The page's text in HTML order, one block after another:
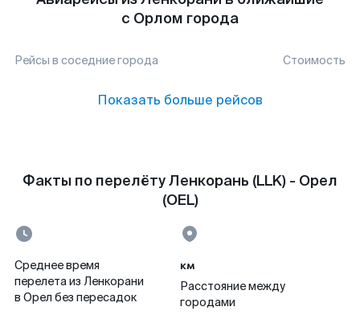
с Орлом города
Рейсы в соседние города Стоимость
Показать больше рейсов
Факты по перелёту Ленкорань (LLK) - Орел
(OEL)
Среднее время
перелета из Ленкорани
в Орел без пересадок
км
Расстояние между
городами